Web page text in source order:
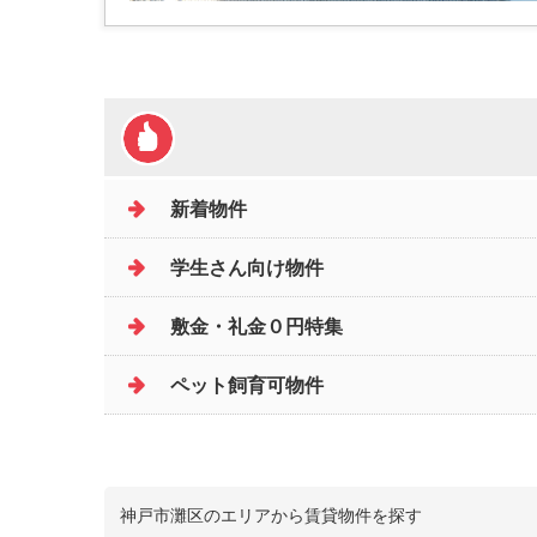
新着物件
学生さん向け物件
敷金・礼金０円特集
ペット飼育可物件
神戸市灘区のエリアから賃貸物件を探す